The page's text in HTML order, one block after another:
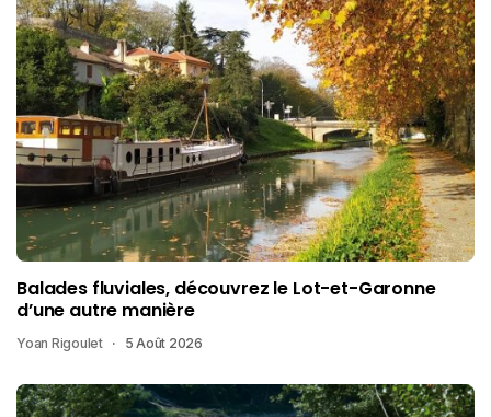
Balades fluviales, découvrez le Lot-et-Garonne
d’une autre manière
Yoan Rigoulet 5 Août 2026